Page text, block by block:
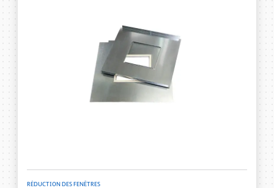
RÉDUCTION DES FENÊTRES